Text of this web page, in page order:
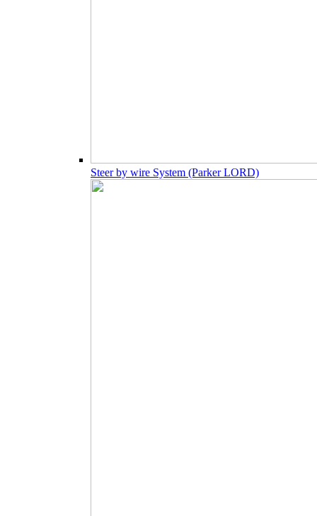
Steer by wire System (Parker LORD)